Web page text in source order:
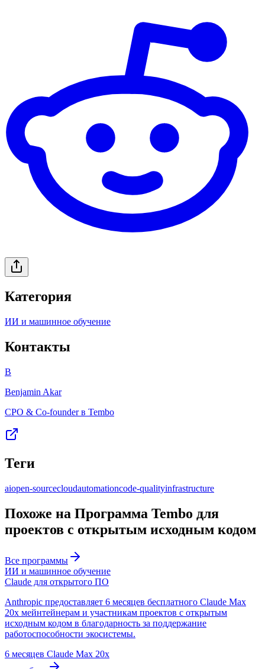
Категория
ИИ и машинное обучение
Контакты
B
Benjamin Akar
CPO & Co-founder в Tembo
Теги
aiopen-sourcecloudautomationcode-qualityinfrastructure
Похоже на Программа Tembo для
проектов с открытым исходным кодом
Все программы
ИИ и машинное обучение
Claude для открытого ПО
Anthropic предоставляет 6 месяцев бесплатного Claude Max
20x мейнтейнерам и участникам проектов с открытым
исходным кодом в благодарность за поддержание
работоспособности экосистемы.
6 месяцев Claude Max 20x